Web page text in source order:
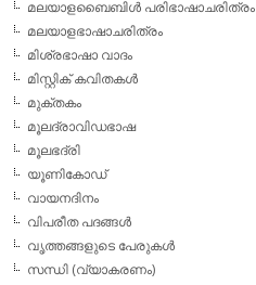
മലയാളബൈബിള്‍ പരിഭാഷാചരിത്രം
മലയാളഭാഷാചരിത്രം
മിശ്രഭാഷാ വാദം
മിസ്റ്റിക് കവിതകള്‍
മുക്തകം
മൂലദ്രാവിഡഭാഷ
മൂലഭദ്രി
യൂണികോഡ്
വായനദിനം
വിപരീത പദങ്ങള്‍
വൃത്തങ്ങളുടെ പേരുകള്‍
സന്ധി (വ്യാകരണം)